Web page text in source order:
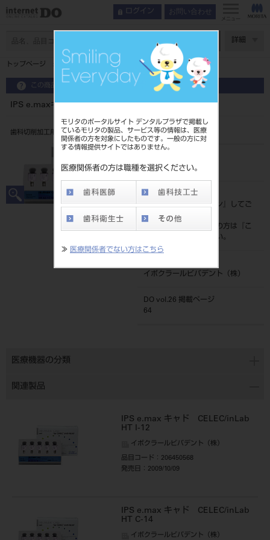
モリタのポータルサイト デンタルプラザで掲載し
ているモリタの製品、サービス等の情報は、医療
関係者の方を対象にしたものです。一般の方に対
する情報提供サイトではありません。
医療関係者の方は職種を選択ください。
≫ 医療関係者でない方はこちら
ログイン お問い合わせ
メニュー
詳細
トップページ IPS e.maxキャド LT C16 (5入)
この商品に関するお問い合わせ
IPS e.maxキャド LT C16 (5入)
歯科切削加工用セラミックス
206450648
標準価格
ログイン
』してご
覧ください。
ネット会員登録がまだの方は『
こ
』より登録ください。
イボクラールビバデント（株）
DO vol.26 掲載ページ
64
医療機器の分類
関連製品
IPS e.max キャド CELEC/inLab
HT I-12
イボクラールビバデント（株）
品目コード ：206450568
発売日
：2009/10/09
IPS e.max キャド CELEC/inLab
HT C-14
イボクラールビバデント（株）